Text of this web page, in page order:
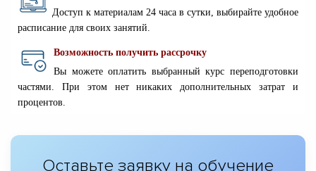
Доступ к материалам 24 часа в сутки, выбирайте удобное
расписание для своих занятий.
Возможность получить рассрочку
Вы можете оплатить выбранный курс переподготовки
частями. При этом нет никаких дополнительных затрат и
процентов.
Оставьте заявку на обучение